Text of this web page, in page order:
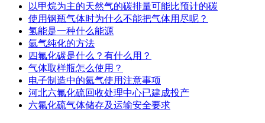
以甲烷为主的天然气的碳排量可能比预计的碳
使用钢瓶气体时为什么不能把气体用尽呢？
氢能是一种什么能源
氩气纯化的方法
四氟化碳是什么？有什么用？
气体取样瓶怎么使用？
电子制造中的氦气使用注意事项
河北六氟化硫回收处理中心已建成投产
六氟化硫气体储存及运输安全要求